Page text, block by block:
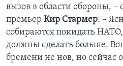
вызов в области обороны, –
премьер Кир Стармер. –
собираются покидать
должны сделать больше.
бремени не нов, но сейчас